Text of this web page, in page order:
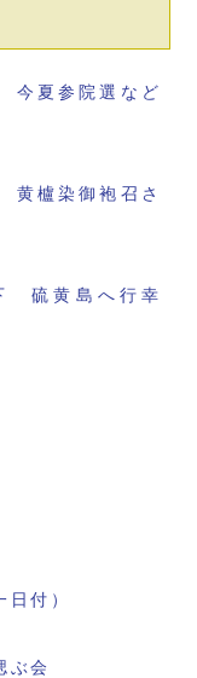
今夏参院選など
櫨染御袍召さ
硫黄島へ行幸
付）
ぶ会